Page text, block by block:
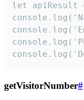
let apiResult
getVisitorNumber#